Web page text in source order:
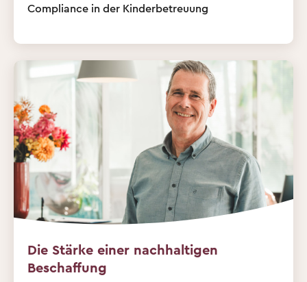
Compliance in der Kinderbetreuung
Die Stärke einer nachhaltigen
Beschaffung